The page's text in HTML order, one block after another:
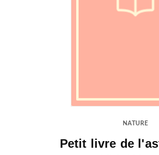
NATURE
Petit livre de